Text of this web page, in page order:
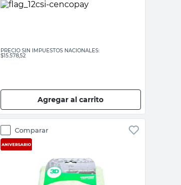
PRECIO SIN IMPUESTOS NACIONALES:
$15.578,52
Agregar al carrito
Comparar